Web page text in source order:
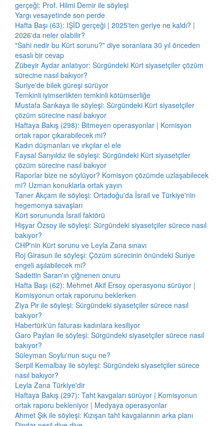
gerçeği: Prof. Hilmi Demir ile söyleşi
Yargı vesayetinde son perde
Hafta Başı (63): IŞİD gerçeği | 2025'ten geriye ne kaldı? |
2026'da neler olabilir?
"Sahi nedir bu Kürt sorunu?" diye soranlara 30 yıl önceden
esaslı bir cevap
Zübeyir Aydar anlatıyor: Sürgündeki Kürt siyasetçiler çözüm
sürecine nasıl bakıyor?
Suriye'de bilek güreşi sürüyor
Temkinli iyimserlikten temkinli kötümserliğe
Mustafa Sarıkaya ile söyleşi: Sürgündeki Kürt siyasetçiler
çözüm sürecine nasıl bakıyor
Haftaya Bakış (298): Bitmeyen operasyonlar | Komisyon
ortak rapor çıkarabilecek mi?
Kadın düşmanları ve ırkçılar el ele
Faysal Sarıyıldız ile söyleşi: Sürgündeki Kürt siyasetçiler
çözüm sürecine nasıl bakıyor
Raporlar bize ne söylüyor? Komisyon çözümde uzlaşabilecek
mi? Uzman konuklarla ortak yayın
Taner Akçam ile söyleşi: Ortadoğu'da İsrail ve Türkiye'nin
hegemonya savaşları
Kürt sorununda İsrail faktörü
Hişyar Özsoy ile söyleşi: Sürgündeki siyasetçiler sürece nasıl
bakıyor?
CHP'nin Kürt sorunu ve Leyla Zana sınavı
Roj Girasun ile söyleşi: Çözüm sürecinin önündeki Suriye
engeli aşılabilecek mi?
Sadettin Saran'ın çiğnenen onuru
Hafta Başı (62): Mehmet Akif Ersoy operasyonu sürüyor |
Komisyonun ortak raporunu beklerken
Ziya Pir ile söyleşi: Sürgündeki siyasetçiler sürece nasıl
bakıyor?
Habertürk'ün faturası kadınlara kesiliyor
Garo Paylan ile söyleşi: Sürgündeki siyasetçiler sürece nasıl
bakıyor?
Süleyman Soylu'nun suçu ne?
Serpil Kemalbay ile söyleşi: Sürgündeki siyasetçiler sürece
nasıl bakıyor?
Leyla Zana Türkiye'dir
Haftaya Bakış (297): Taht kavgaları sürüyor | Komisyonun
ortak raporu bekleniyor | Medyaya operasyonlar
Ahmet Şık ile söyleşi: Kızışan taht kavgalarının arka planı